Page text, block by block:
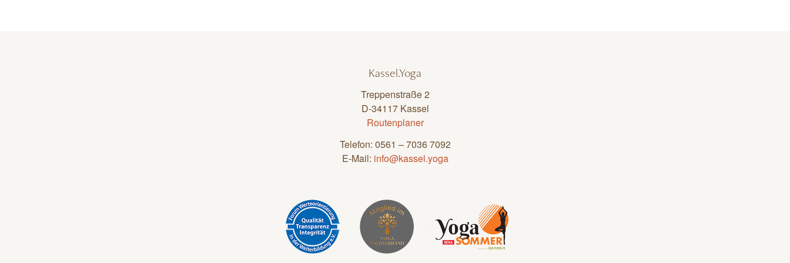
Kassel.Yoga
Treppenstraße 2
D-34117 Kassel
Routenplaner
Telefon: 0561 – 7036 7092
E-Mail: info@kassel.yoga